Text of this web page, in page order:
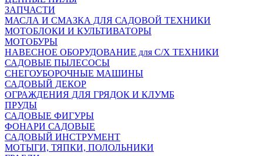
ЗАПЧАСТИ
МАСЛА И СМАЗКА ДЛЯ САДОВОЙ ТЕХНИКИ
МОТОБЛОКИ И КУЛЬТИВАТОРЫ
МОТОБУРЫ
НАВЕСНОЕ ОБОРУДОВАНИЕ для С/Х ТЕХНИКИ
САДОВЫЕ ПЫЛЕСОСЫ
СНЕГОУБОРОЧНЫЕ МАШИНЫ
САДОВЫЙ ДЕКОР
ОГРАЖДЕНИЯ ДЛЯ ГРЯДОК И КЛУМБ
ПРУДЫ
САДОВЫЕ ФИГУРЫ
ФОНАРИ САДОВЫЕ
САДОВЫЙ ИНСТРУМЕНТ
МОТЫГИ, ТЯПКИ, ПОЛОЛЬНИКИ